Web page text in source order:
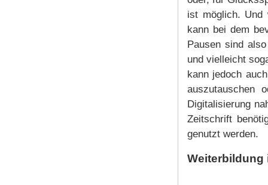
ist möglich. Und
kann bei dem
Pausen sind
und vielleicht
kann jedoch
auszutauschen
Digitalisierung
Zeitschrift
genutzt werden.
Weiterbildung